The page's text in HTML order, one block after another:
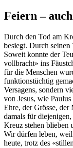
Feiern –
Durch den Tod am
besiegt. Durch seinen
Soweit konnte der
vollbracht» ins
für die Menschen
funktionstüchtig
Versagens, sondern
von Jesus, wie
Ehre, der Grösse, der
damals für
Kreuz stehen blieben
Wir dürfen leben,
heute, trotz des